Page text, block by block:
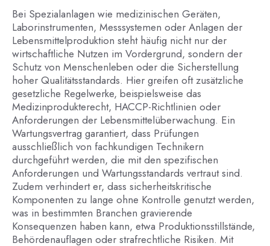
Bei Spezialanlagen wie medizinischen Geräten,
Laborinstrumenten, Messsystemen oder Anlagen der
Lebensmittelproduktion steht häufig nicht nur der
wirtschaftliche Nutzen im Vordergrund, sondern der
Schutz von Menschenleben oder die Sicherstellung
hoher Qualitätsstandards. Hier greifen oft zusätzliche
gesetzliche Regelwerke, beispielsweise das
Medizinprodukterecht, HACCP-Richtlinien oder
Anforderungen der Lebensmittelüberwachung. Ein
Wartungsvertrag garantiert, dass Prüfungen
ausschließlich von fachkundigen Technikern
durchgeführt werden, die mit den spezifischen
Anforderungen und Wartungsstandards vertraut sind.
Zudem verhindert er, dass sicherheitskritische
Komponenten zu lange ohne Kontrolle genutzt werden,
was in bestimmten Branchen gravierende
Konsequenzen haben kann, etwa Produktionsstillstände,
Behördenauflagen oder strafrechtliche Risiken. Mit